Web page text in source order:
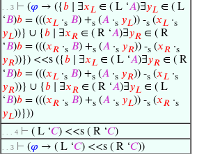
. . 3 ⊢ (𝜑 → ({𝑏 ∣ ∃𝑥𝐿 ∈ ( L ‘𝐴)∃𝑦𝐿 ∈ ( L
‘𝐵)𝑏 = (((𝑥𝐿 ·s 𝐵) +s (𝐴 ·s 𝑦𝐿)) -s (𝑥𝐿 ·s
𝑦𝐿))} ∪ {𝑏 ∣ ∃𝑥𝑅 ∈ ( R ‘𝐴)∃𝑦𝑅 ∈ ( R
‘𝐵)𝑏 = (((𝑥𝑅 ·s 𝐵) +s (𝐴 ·s 𝑦𝑅)) -s (𝑥𝑅 ·s
𝑦𝑅))}) <<s ({𝑏 ∣ ∃𝑥𝐿 ∈ ( L ‘𝐴)∃𝑦𝑅 ∈ ( R
‘𝐵)𝑏 = (((𝑥𝐿 ·s 𝐵) +s (𝐴 ·s 𝑦𝑅)) -s (𝑥𝐿 ·s
𝑦𝑅))} ∪ {𝑏 ∣ ∃𝑥𝑅 ∈ ( R ‘𝐴)∃𝑦𝐿 ∈ ( L
‘𝐵)𝑏 = (((𝑥𝑅 ·s 𝐵) +s (𝐴 ·s 𝑦𝐿)) -s (𝑥𝑅 ·s
𝑦𝐿))}))
. . . 4 ⊢ ( L ‘𝐶) <<s ( R ‘𝐶)
. . 3 ⊢ (𝜑 → ( L ‘𝐶) <<s ( R ‘𝐶))